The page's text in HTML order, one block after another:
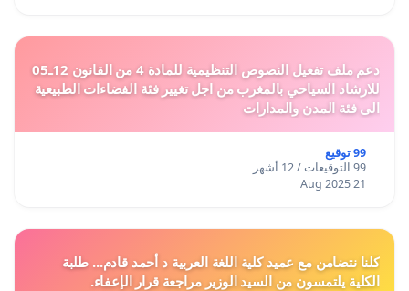
دعم ملف تفعيل النصوص التنظيمية للمادة 4 من القانون 12ـ05
للارشاد السياحي بالمغرب من اجل تغيير فئة الفضاءات الطبيعية
الى فئة المدن والمدارات
99 توقيع
99 التوقيعات / 12 أشهر
21 Aug 2025
كلنا نتضامن مع عميد كلية اللغة العربية د أحمد قادم... طلبة
الكلية يلتمسون من السيد الوزير مراجعة قرار الإعفاء.